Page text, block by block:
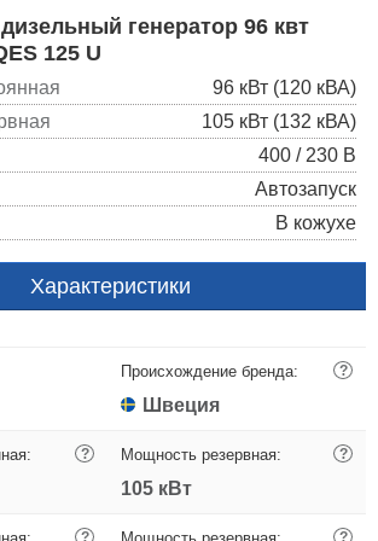
генератор 96 квт
125 U
96 кВт (120 кВА)
105 кВт (132 кВА)
400 / 230 В
Автозапуск
В кожухе
Характеристики
Происхождение бренда: ?
Швеция
? Мощность резервная: ?
105 кВт
? ?